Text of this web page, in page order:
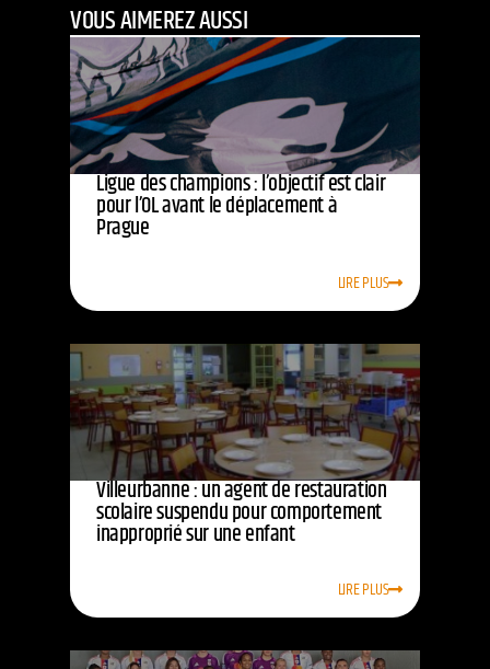
VOUS AIMEREZ AUSSI
Ligue des champions : l’objectif est clair
pour l’OL avant le déplacement à
Prague
LIRE PLUS
Villeurbanne : un agent de restauration
scolaire suspendu pour comportement
inapproprié sur une enfant
LIRE PLUS